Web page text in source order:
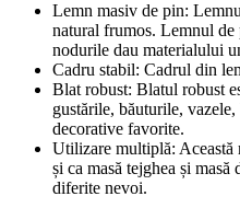
Lemn masiv de pin:
natural frumos. Lemnul
nodurile dau materialului
Cadru stabil: Cadrul din
Blat robust: Blatul robust
gustările, băuturile,
decorative favorite.
Utilizare multiplă: Această
și ca masă tejghea și masă
diferite nevoi.